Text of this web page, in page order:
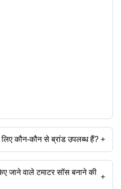
कौन-कौन से ब्रांड उपलब्ध हैं? +
जाने वाले टमाटर सॉस बनाने की
+